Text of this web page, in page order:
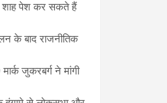
शाह पेश कर सकते हैं
के बाद राजनीतिक
जुकरबर्ग ने मांगी